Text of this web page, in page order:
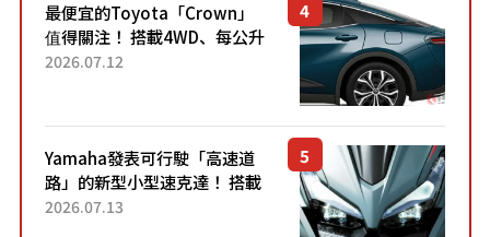
最便宜的Toyota「Crown」
值得關注！ 搭載4WD、每公升
22.4公里低油耗表現超亮眼！
2026.07.12
Yamaha發表可行駛「高速道
路」的新型小型速克達！ 搭載
能享受超強勁「渦輪感」的動
2026.07.13